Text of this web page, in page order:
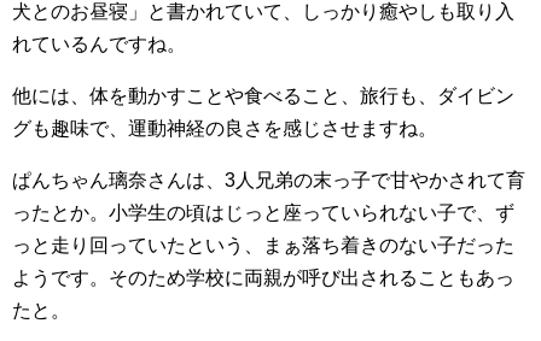
犬とのお昼寝」と書かれていて、しっかり癒やしも取り入
れているんですね。
他には、体を動かすことや食べること、旅行も、ダイビン
グも趣味で、運動神経の良さを感じさせますね。
ぱんちゃん璃奈さんは、3人兄弟の末っ子で甘やかされて育
ったとか。小学生の頃はじっと座っていられない子で、ず
っと走り回っていたという、まぁ落ち着きのない子だった
ようです。そのため学校に両親が呼び出されることもあっ
たと。